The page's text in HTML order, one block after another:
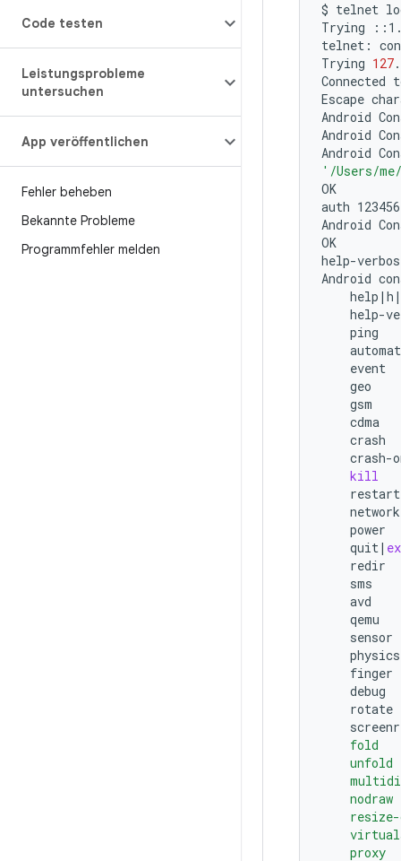
Code testen
Leistungsprobleme
untersuchen
App veröffentlichen
Fehler beheben
Bekannte Probleme
Programmfehler melden
$ telnet
Trying
telnet:
Trying 127
Connected
Escape
Android
Android
Android
'/Users/
OK
auth
Android
OK
help-
Android
help | h |
help-
ping
event
geo
gsm
cdma
crash
crash-
kill
restart
network
power
quit|
redir
sms
avd
qemu
sensor
physics
finger
debug
rotate
fold
unfold
nodraw
proxy